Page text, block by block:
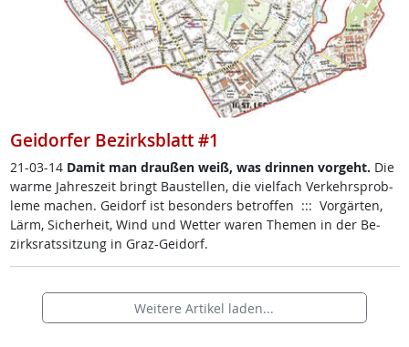
Geidorfer Bezirksblatt #1
21-03-14 Da­mit man drau­ßen weiß, was drin­nen vor­geht. Die
war­me Jah­res­zeit bringt Bau­s­tel­len, die viel­fach Ver­kehrs­pro­b­
le­me ma­chen. Gei­dorf ist be­son­ders be­trof­fen ::: Vor­gär­ten,
Lärm, Si­cher­heit, Wind und Wet­ter wa­ren The­men in der Be­
zirks­rats­sit­zung in Graz-Gei­dorf.
Weitere Artikel laden...